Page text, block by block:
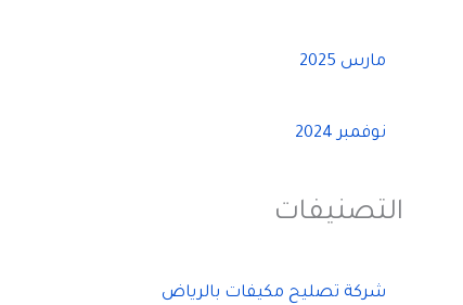
مارس 2025
نوفمبر 2024
التصنيفات
شركة تصليح مكيفات بالرياض